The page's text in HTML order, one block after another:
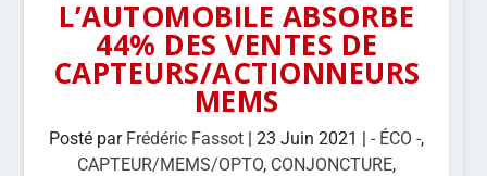
L’AUTOMOBILE ABSORBE
44% DES VENTES DE
CAPTEURS/ACTIONNEURS
MEMS
Posté par Frédéric Fassot |23 Juin 2021 |- ÉCO -,
CAPTEUR/MEMS/OPTO, CONJONCTURE,